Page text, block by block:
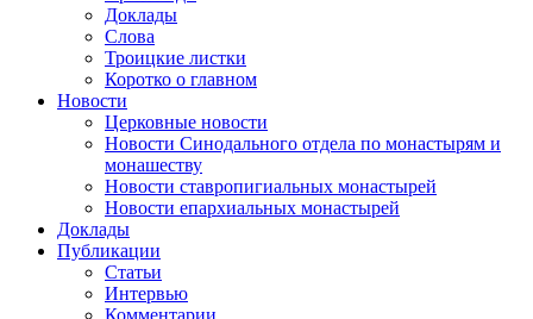
Доклады
Слова
Троицкие листки
Коротко о главном
Новости
Церковные новости
Новости Синодального отдела по монастырям и
монашеству
Новости ставропигиальных монастырей
Новости епархиальных монастырей
Доклады
Публикации
Статьи
Интервью
Комментарии